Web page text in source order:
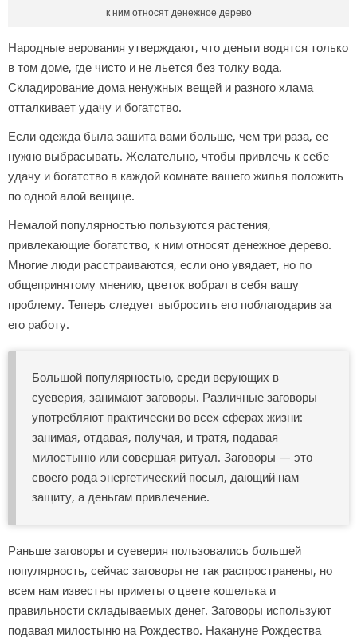
к ним относят денежное дерево
Народные верования утверждают, что деньги водятся только
в том доме, где чисто и не льется без толку вода.
Складирование дома ненужных вещей и разного хлама
отталкивает удачу и богатство.
Если одежда была зашита вами больше, чем три раза, ее
нужно выбрасывать. Желательно, чтобы привлечь к себе
удачу и богатство в каждой комнате вашего жилья положить
по одной алой вещице.
Немалой популярностью пользуются растения,
привлекающие богатство, к ним относят денежное дерево.
Многие люди расстраиваются, если оно увядает, но по
общепринятому мнению, цветок вобрал в себя вашу
проблему. Теперь следует выбросить его поблагодарив за
его работу.
Большой популярностью, среди верующих в
суеверия, занимают заговоры. Различные заговоры
употребляют практически во всех сферах жизни:
занимая, отдавая, получая, и тратя, подавая
милостыню или совершая ритуал. Заговоры — это
своего рода энергетический посыл, дающий нам
защиту, а деньгам привлечение.
Раньше заговоры и суеверия пользовались большей
популярность, сейчас заговоры не так распространены, но
всем нам известны приметы о цвете кошелька и
правильности складываемых денег. Заговоры используют
подавая милостыню на Рождество. Накануне Рождества